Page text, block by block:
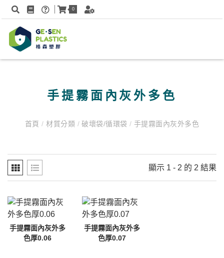
0
手提霧面內灰外多色
首頁/ 材質分類 /破壞袋/循環袋/ 手提霧面內灰外多色
顯示 1 - 2 的 2 結果
手提霧面內灰外多
色厚0.06
手提霧面內灰外多
色厚0.07